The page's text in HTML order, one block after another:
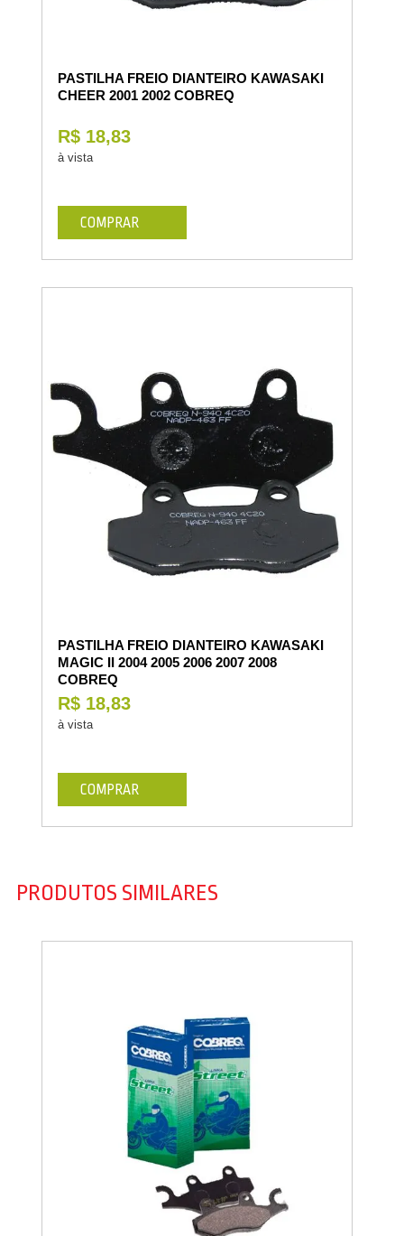
PASTILHA FREIO DIANTEIRO KAWASAKI
CHEER 2001 2002 COBREQ
R$ 18,83
à vista
COMPRAR
PASTILHA FREIO DIANTEIRO KAWASAKI
MAGIC II 2004 2005 2006 2007 2008
COBREQ
R$ 18,83
à vista
COMPRAR
PRODUTOS SIMILARES